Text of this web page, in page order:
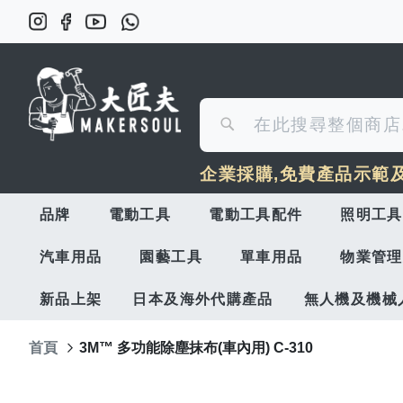
尋
搜
尋
企業採購,免費產品示範
品牌 電動工具 電動工具配件 照明工具
汽車用品 園藝工具 單車用品 物業管
新品上架 日本及海外代購產品 無人機及機械
首頁 3M™ 多功能除塵抹布(車內用) C-310